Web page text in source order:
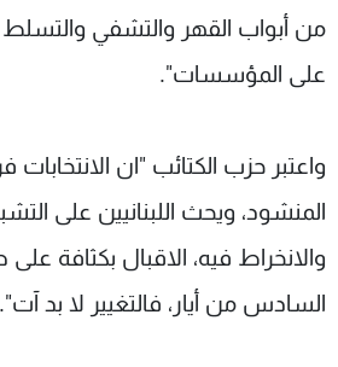
من أبواب القهر والتشفي والتسلط
على المؤسسات".
واعتبر حزب الكتائب "ان الانتخابات
المنشود، ويحث اللبنانيين على
والانخراط فيه، الاقبال بكثافة على
السادس من أيار، فالتغيير لا بد آت".